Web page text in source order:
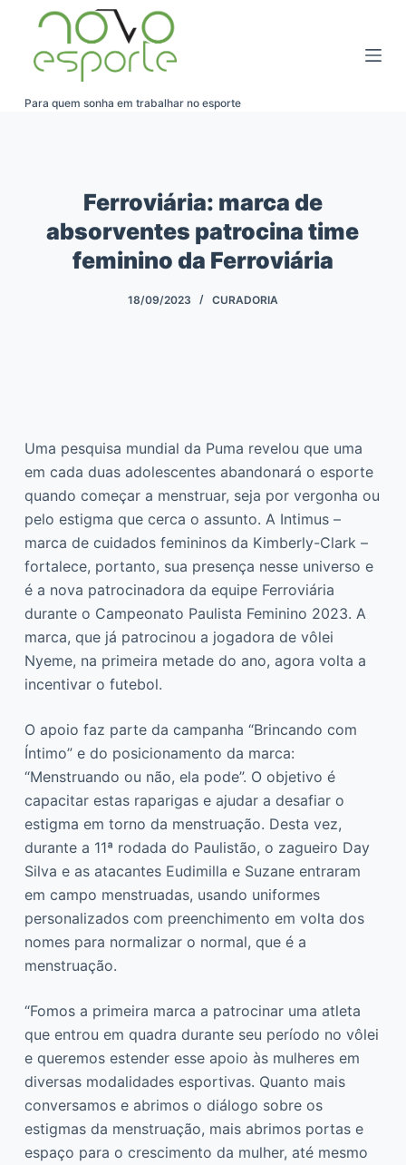
Para quem sonha em trabalhar no esporte
Ferroviária: marca de
absorventes patrocina time
feminino da Ferroviária
18/09/2023 CURADORIA
Uma pesquisa mundial da Puma revelou que uma
em cada duas adolescentes abandonará o esporte
quando começar a menstruar, seja por vergonha ou
pelo estigma que cerca o assunto. A Intimus –
marca de cuidados femininos da Kimberly-Clark –
fortalece, portanto, sua presença nesse universo e
é a nova patrocinadora da equipe Ferroviária
durante o Campeonato Paulista Feminino 2023. A
marca, que já patrocinou a jogadora de vôlei
Nyeme, na primeira metade do ano, agora volta a
incentivar o futebol.
O apoio faz parte da campanha “Brincando com
Íntimo” e do posicionamento da marca:
“Menstruando ou não, ela pode”. O objetivo é
capacitar estas raparigas e ajudar a desafiar o
estigma em torno da menstruação. Desta vez,
durante a 11ª rodada do Paulistão, o zagueiro Day
Silva e as atacantes Eudimilla e Suzane entraram
em campo menstruadas, usando uniformes
personalizados com preenchimento em volta dos
nomes para normalizar o normal, que é a
menstruação.
“Fomos a primeira marca a patrocinar uma atleta
que entrou em quadra durante seu período no vôlei
e queremos estender esse apoio às mulheres em
diversas modalidades esportivas. Quanto mais
conversamos e abrimos o diálogo sobre os
estigmas da menstruação, mais abrimos portas e
espaço para o crescimento da mulher, até mesmo